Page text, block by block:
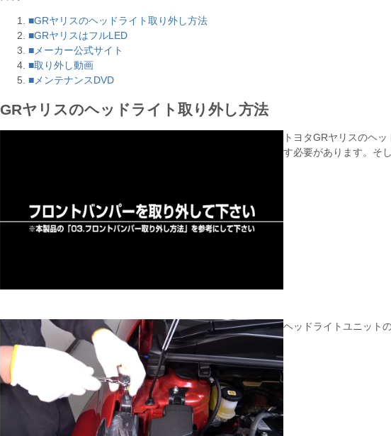
■GRヤリスのヘッドライト取り外し方法
■GRヤリスはフルLED
■メーカー公式サイト
■取り外し動画
■メンテナンスDVD
GRヤリスのヘッドライト取り外し方法
トヨタGRヤリスのヘ
す必要があります。そ
ヘッドライトユニット